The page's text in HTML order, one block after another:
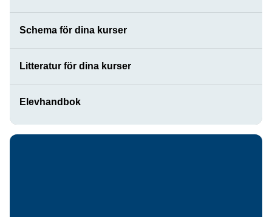
Schema för dina kurser
Litteratur för dina kurser
Elevhandbok